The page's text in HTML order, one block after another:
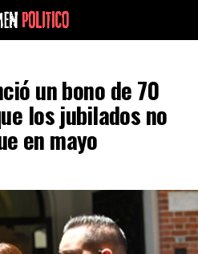
un bono de 70
los jubilados no
en mayo